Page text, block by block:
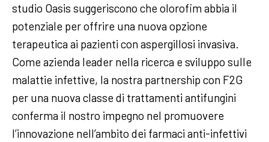
studio Oasis suggeriscono che olorofim abbia il
potenziale per offrire una nuova opzione
terapeutica ai pazienti con aspergillosi invasiva.
Come azienda leader nella ricerca e sviluppo sulle
malattie infettive, la nostra partnership con F2G
per una nuova classe di trattamenti antifungini
conferma il nostro impegno nel promuovere
l’innovazione nell’ambito dei farmaci anti-infettivi